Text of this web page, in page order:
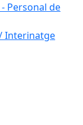
Personal de
Interinatge